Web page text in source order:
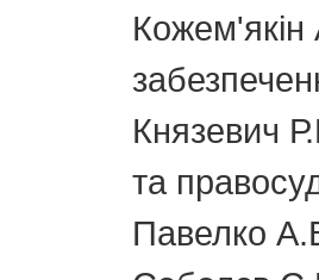
Кожем'якін
Князевич
та
Павелко